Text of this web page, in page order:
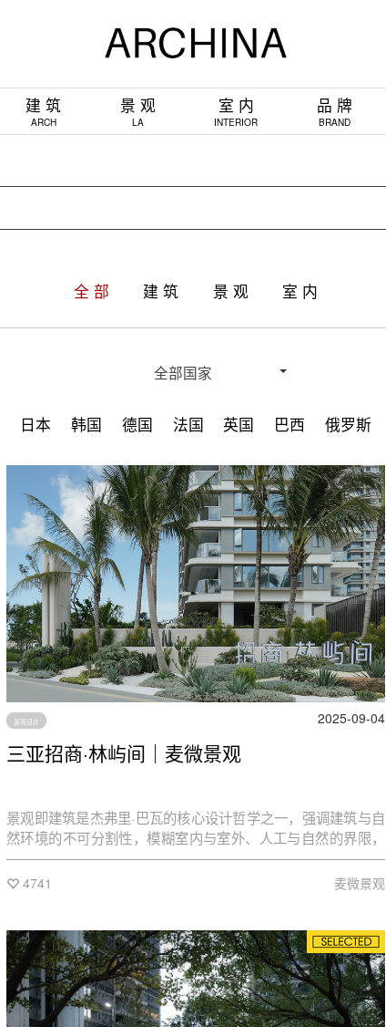
建 筑
ARCH
景 观
LA
室 内
INTERIOR
品 牌
BRAND
全 部 建 筑 景 观 室 内
全部国家
日本 韩国 德国 法国 英国 巴西 俄罗斯
景观设计 2025-09-04
三亚招商·林屿间｜麦微景观
景观即建筑是杰弗里·巴瓦的核心设计哲学之一，强调建筑与自
然环境的不可分割性，模糊室内与室外、人工与自然的界限，
创造出一种有机融合的空间体验。
4741 麦微景观